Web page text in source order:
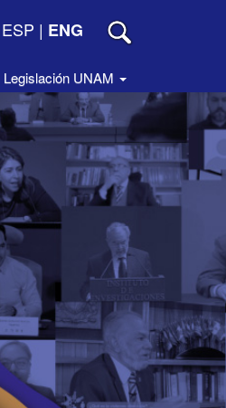
ESP | ENG
Legislación UNAM